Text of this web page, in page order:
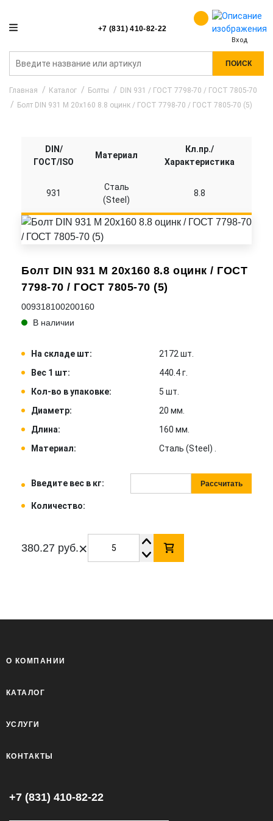
+7 (831) 410-82-22
Вход
ПОИСК
Главная Каталог Болты
DIN 931 / ГОСТ 7798-70 / ГОСТ 7805-70
Болт DIN 931 M 20x160 8.8 оцинк / ГОСТ 7798-70 / ГОСТ 7805-70 (5)
Болт DIN 931 M 20x160 8.8 оцинк / ГОСТ
7798-70 / ГОСТ 7805-70 (5)
009318100200160
В наличии
На складе шт:
2172 шт.
Вес 1 шт:
440.4 г.
Кол-во в упаковке:
5 шт.
Диаметр:
20 мм.
Длина:
160 мм.
Материал:
Сталь (Steel) .
Введите вес в кг: Рассчитать
Количество:
380.27 руб.×
DIN/
ГОСТ/ISO
Материал
Кл.пр./
Характеристика
931
Сталь
(Steel)
8.8
О КОМПАНИИ
КАТАЛОГ
УСЛУГИ
КОНТАКТЫ
+7 (831) 410-82-22